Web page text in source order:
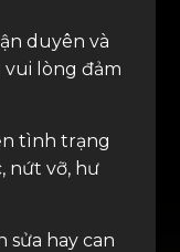
duyên và
lòng đảm
tình trạng
nứt vỡ, hư
sửa hay can